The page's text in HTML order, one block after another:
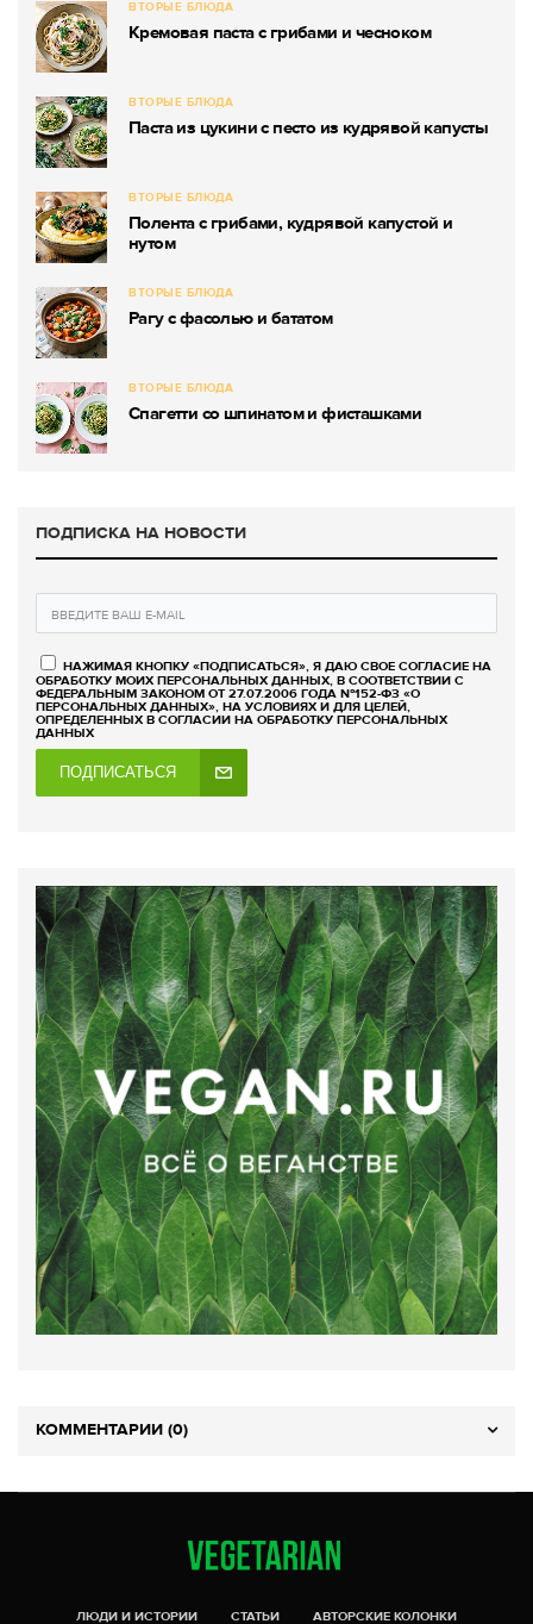
ВТОРЫЕ БЛЮДА
Кремовая паста с грибами и чесноком
ВТОРЫЕ БЛЮДА
Паста из цукини с песто из кудрявой капусты
ВТОРЫЕ БЛЮДА
Полента с грибами, кудрявой капустой и
нутом
ВТОРЫЕ БЛЮДА
Рагу с фасолью и бататом
ВТОРЫЕ БЛЮДА
Спагетти со шпинатом и фисташками
ПОДПИСКА НА НОВОСТИ
НАЖИМАЯ КНОПКУ «ПОДПИСАТЬСЯ», Я ДАЮ СВОЕ СОГЛАСИЕ НА
ОБРАБОТКУ МОИХ ПЕРСОНАЛЬНЫХ ДАННЫХ, В СООТВЕТСТВИИ С
ФЕДЕРАЛЬНЫМ ЗАКОНОМ ОТ 27.07.2006 ГОДА №152-ФЗ «О
ПЕРСОНАЛЬНЫХ ДАННЫХ», НА УСЛОВИЯХ И ДЛЯ ЦЕЛЕЙ,
ОПРЕДЕЛЕННЫХ В СОГЛАСИИ НА ОБРАБОТКУ ПЕРСОНАЛЬНЫХ
ДАННЫХ
ПОДПИСАТЬСЯ
КОММЕНТАРИИ (0)
ЛЮДИ И ИСТОРИИ СТАТЬИ АВТОРСКИЕ КОЛОНКИ